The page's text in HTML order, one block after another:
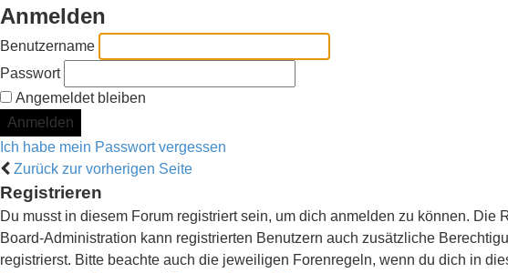
Anmelden
Benutzername
Passwort
Angemeldet bleiben
Ich habe mein Passwort vergessen
Zurück zur vorherigen Seite
Registrieren
Du musst in diesem Forum registriert sein, um dich anmelden zu können.
Board-Administration kann registrierten Benutzern auch zusätzliche
registrierst. Bitte beachte auch die jeweiligen Forenregeln, wenn du dich in